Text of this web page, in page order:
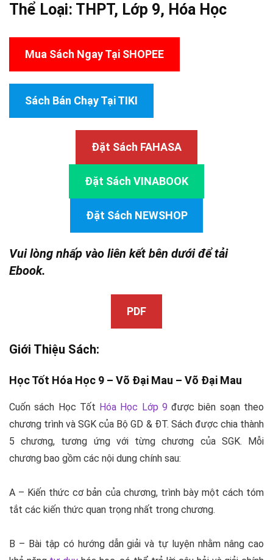
Thể Loại: THPT, Lớp 9, Hóa Học
Mua Sách Ngay Tại SHOPEE
Sách Bán Chạy Tại TIKI
Đặt Sách FAHASA
Đặt Sách VINABOOK
Đặt Sách NEWSHOP
Vui lòng nhấp vào liên kết bên dưới để tải
Ebook.
PDF
Giới Thiệu Sách:
Học Tốt Hóa Học 9 – Võ Đại Mau – Võ Đại Mau
Cuốn sách Học Tốt Hóa Học Lớp 9 được biên soạn theo
chương trình và SGK của Bộ GD & ĐT. Sách được chia thành
5 chương, tương ứng với từng chương của SGK. Mỗi
chương bao gồm các nội dung chính sau:
A – Kiến thức cơ bản của chương, trình bày một cách tóm
tắt các kiến thức quan trọng nhất trong chương.
B – Bài tập có hướng dẫn giải và tự luyện nhằm nâng cao